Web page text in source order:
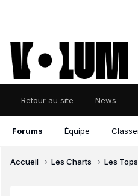
Retour au site News
Forums Équipe
Accueil Les Charts Les